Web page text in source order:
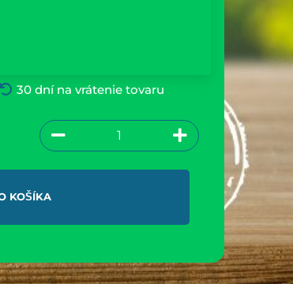
30 dní na vrátenie tovaru
KOŠÍKA